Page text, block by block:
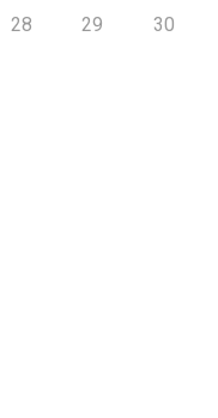
28 29 30